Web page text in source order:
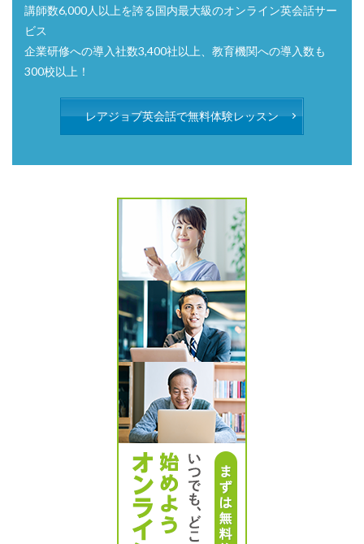
講師数6,000人以上を誇る国内最大級のオンライン英会話サー
ビス
企業研修への導入社数3,400社以上、教育機関への導入数も
300校以上！
レアジョブ英会話で無料体験レッスン